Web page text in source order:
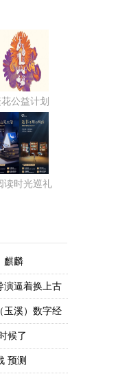
公益计划
读时光巡礼
麒麟
演逼着换上古
玉溪）数字经
候了
预测